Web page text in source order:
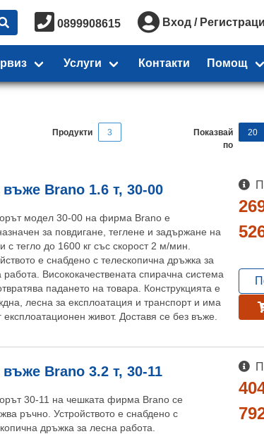
0899908615 Вход /
Услуги Контакти Помощ
Продукти 3
Показвай
по
20
Brano 1.6 т, 30-00
модел 30-00 на фирма Brano е
за повдигане, теглене и задържане на
с тегло до 1600 кг със скорост 2 м/мин.
е снабдено с телескопична дръжка за
работа. Висококачествената спирачна система
падането на товара. Конструкцията е
лесна за експлоатация и транспорт и има
експлоатационен живот. Доставя се без въже.
Brano 3.2 т, 30-11
30-11 на чешката фирма Brano се
ръчно. Устройството е снабдено с
дръжка за лесна работа.